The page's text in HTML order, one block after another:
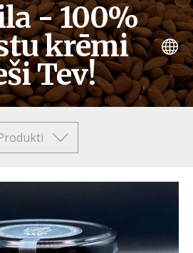
- 100%
krēmi
Tev!